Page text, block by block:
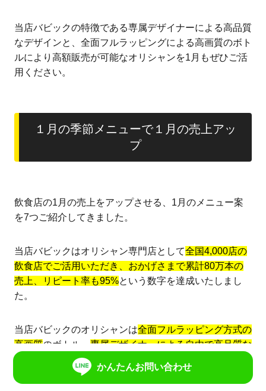
かんたんお問い合わせ
当店バビックの特徴である専属デザイナーによる高品質
なデザインと、全面フルラッピングによる高画質のボト
ルにより高額販売が可能なオリシャンを1月もぜひご活
用ください。
１月の季節メニューで１月の売上アッ
プ
飲食店の1月の売上をアップさせる、1月のメニュー案
を7つご紹介してきました。
当店バビックはオリシャン専門店として全国4,000店の
飲食店でご活用いただき、おかげさまで累計80万本の
売上、リピート率も95%という数字を達成いたしまし
た。
当店バビックのオリシャンは全面フルラッピング方式の
高画質のボトル、 専属デザイナーによる自由で高品質な
デザイン
。そして、最短２営業日で発送可能な迅速性
と、最低2,300円（税抜）から（まとめ注文で1,800円・